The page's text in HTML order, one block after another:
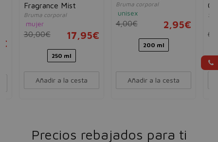
Fragrance Mist
Bruma corporal
mujer
30,00€ 17,95€
250 ml
Añadir a la cesta
Bruma corporal
unisex
4,00€ 2,95€
200 ml
Añadir a la cesta
Precios rebajados para ti